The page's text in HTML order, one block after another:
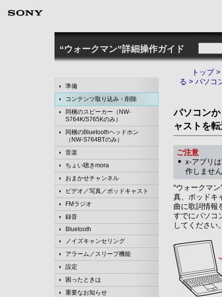
“ウォークマン”詳細操作ガイド
準備
コンテンツ取り込み・削除
同梱のスピーカー（NW-
S764K/S765Kのみ）
同梱のBluetoothヘッドホン
（NW-S764BTのみ）
音楽
ちょい聴きmora
おまかせチャンネル
ビデオ／写真／ポッドキャスト
FMラジオ
録音
Bluetooth
ノイズキャンセリング
アラーム／スリープ機能
設定
困ったときは
重要なお知らせ
トップ>
る > パソコ
パソコン
ャストを
ご注意
x-アプリ
作しませ
“ウォークマ
真、ポッドキ
曲に歌詞情報
すでにパソコ
してください